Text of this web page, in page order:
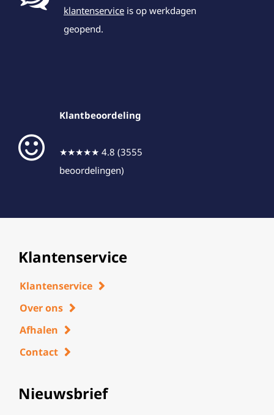
klantenservice is op werkdagen
geopend.
Klantbeoordeling
★★★★★ 4.8 (3555
beoordelingen)
Klantenservice
Klantenservice
Over ons
Afhalen
Contact
Nieuwsbrief